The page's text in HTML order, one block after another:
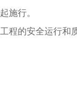
施行。
程的安全运行和